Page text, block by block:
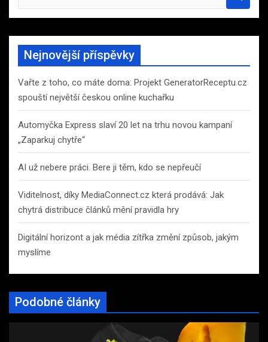
a
r
h
Nejnovější příspěvky
Vařte z toho, co máte doma: Projekt GeneratorReceptu.cz
spouští největší českou online kuchařku
Automyčka Express slaví 20 let na trhu novou kampaní
„Zaparkuj chytře“
AI už nebere práci. Bere ji těm, kdo se nepřeučí
Viditelnost, díky MediaConnect.cz která prodává: Jak
chytrá distribuce článků mění pravidla hry
Digitální horizont a jak média zítřka změní způsob, jakým
myslíme
Podobné články